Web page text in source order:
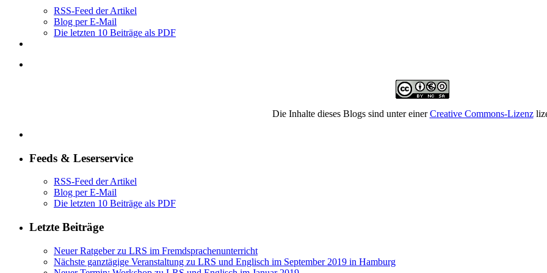
RSS-Feed der Artikel
Blog per E-Mail
Die letzten 10 Beiträge als PDF
Die Inhalte dieses Blogs sind unter einerCreative Commons-Lizenz
Feeds & Leserservice
RSS-Feed der Artikel
Blog per E-Mail
Die letzten 10 Beiträge als PDF
Letzte Beiträge
Neuer Ratgeber zu LRS im Fremdsprachenunterricht
Nächste ganztägige Veranstaltung zu LRS und Englisch im September 2019 in Hamburg